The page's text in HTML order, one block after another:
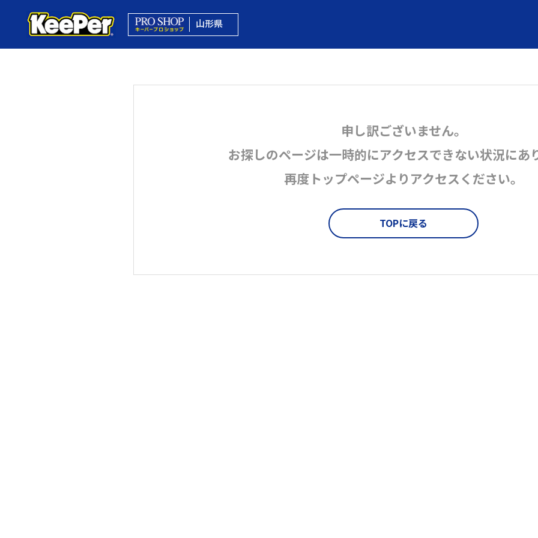
山形県
申し訳ございません。
お探しのページは一時的にアクセスできない状況にあ
再度トップページよりアクセスください。
TOPに戻る